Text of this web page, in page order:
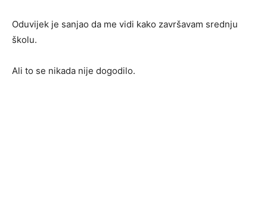
Oduvijek je sanjao da me vidi kako završavam srednju
školu.
Ali to se nikada nije dogodilo.